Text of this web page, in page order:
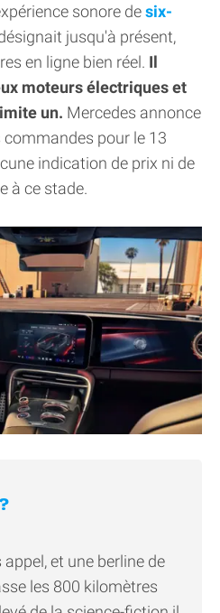
sonore desix-
jusqu'à présent,
en ligne bien réel. Il
moteurs électriques et
un. Mercedes annonce
pour le 13
indication de prix ni de
à ce stade.
et une berline de
les 800 kilomètres